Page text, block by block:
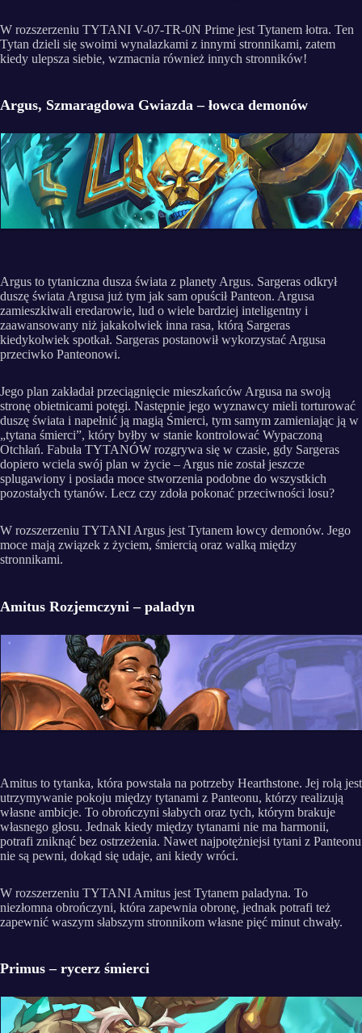
W rozszerzeniu TYTANI V-07-TR-0N Prime jest Tytanem łotra. Ten
Tytan dzieli się swoimi wynalazkami z innymi stronnikami, zatem
kiedy ulepsza siebie, wzmacnia również innych stronników!
Argus, Szmaragdowa Gwiazda – łowca demonów
Argus to tytaniczna dusza świata z planety Argus. Sargeras odkrył
duszę świata Argusa już tym jak sam opuścił Panteon. Argusa
zamieszkiwali eredarowie, lud o wiele bardziej inteligentny i
zaawansowany niż jakakolwiek inna rasa, którą Sargeras
kiedykolwiek spotkał. Sargeras postanowił wykorzystać Argusa
przeciwko Panteonowi.
Jego plan zakładał przeciągnięcie mieszkańców Argusa na swoją
stronę obietnicami potęgi. Następnie jego wyznawcy mieli torturować
duszę świata i napełnić ją magią Śmierci, tym samym zamieniając ją w
„tytana śmierci”, który byłby w stanie kontrolować Wypaczoną
Otchłań. Fabuła TYTANÓW rozgrywa się w czasie, gdy Sargeras
dopiero wciela swój plan w życie – Argus nie został jeszcze
splugawiony i posiada moce stworzenia podobne do wszystkich
pozostałych tytanów. Lecz czy zdoła pokonać przeciwności losu?
W rozszerzeniu TYTANI Argus jest Tytanem łowcy demonów. Jego
moce mają związek z życiem, śmiercią oraz walką między
stronnikami.
Amitus Rozjemczyni – paladyn
Amitus to tytanka, która powstała na potrzeby Hearthstone. Jej rolą jest
utrzymywanie pokoju między tytanami z Panteonu, którzy realizują
własne ambicje. To obrończyni słabych oraz tych, którym brakuje
własnego głosu. Jednak kiedy między tytanami nie ma harmonii,
potrafi zniknąć bez ostrzeżenia. Nawet najpotężniejsi tytani z Panteonu
nie są pewni, dokąd się udaje, ani kiedy wróci.
W rozszerzeniu TYTANI Amitus jest Tytanem paladyna. To
niezłomna obrończyni, która zapewnia obronę, jednak potrafi też
zapewnić waszym słabszym stronnikom własne pięć minut chwały.
Primus – rycerz śmierci